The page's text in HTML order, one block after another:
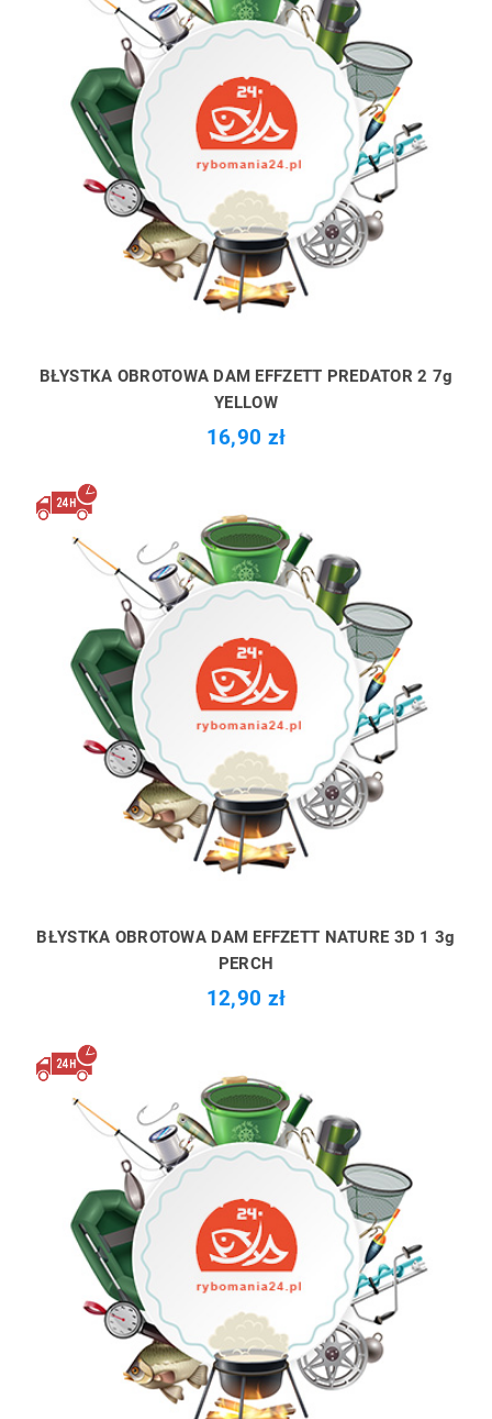
BŁYSTKA OBROTOWA DAM EFFZETT PREDATOR 2 7g
YELLOW
16,90 zł
BŁYSTKA OBROTOWA DAM EFFZETT NATURE 3D 1 3g
PERCH
12,90 zł